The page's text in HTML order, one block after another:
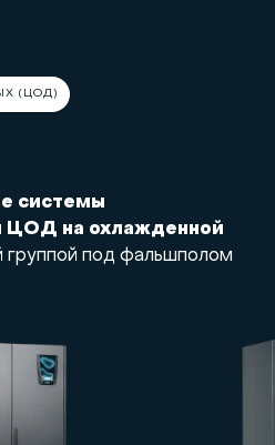
(ЦОД)
системы
ЦОД на охлажденной
группой под фальшполом